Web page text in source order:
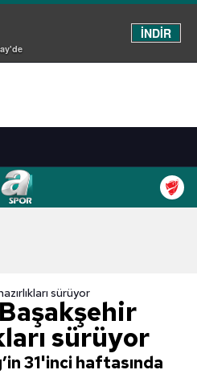
İNDİR
sürüyor
sürüyor
31'inci haftasında